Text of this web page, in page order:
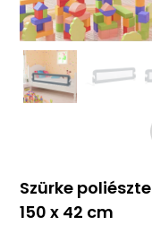
Szürke
150 x 42 cm